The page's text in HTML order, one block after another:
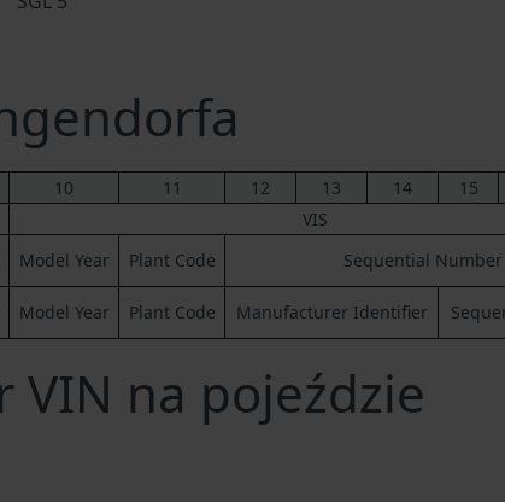
10 11 12 13 14 15
VIS
Model Year Plant Code
Sequential Number
Model Year Plant Code Manufacturer Identifier
VIN na pojeździe